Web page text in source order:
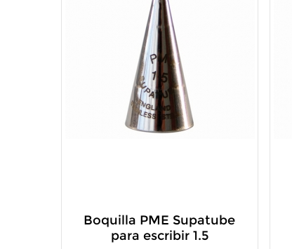
Boquilla PME Supatube
para escribir 1.5